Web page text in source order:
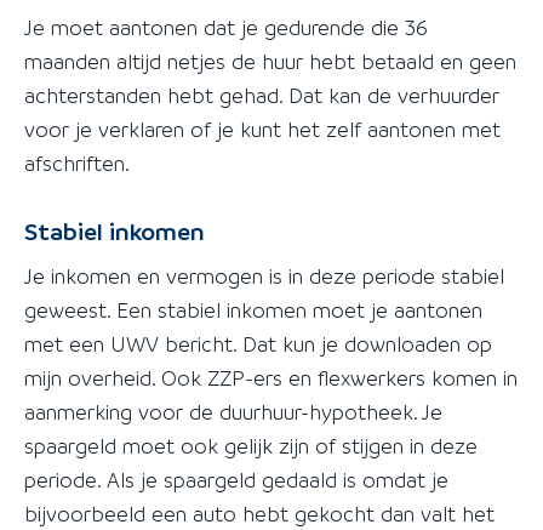
Je moet aantonen dat je gedurende die 36
maanden altijd netjes de huur hebt betaald en geen
achterstanden hebt gehad. Dat kan de verhuurder
voor je verklaren of je kunt het zelf aantonen met
afschriften.
Stabiel inkomen
Je inkomen en vermogen is in deze periode stabiel
geweest. Een stabiel inkomen moet je aantonen
met een UWV bericht. Dat kun je downloaden op
mijn overheid. Ook ZZP-ers en flexwerkers komen in
aanmerking voor de duurhuur-hypotheek. Je
spaargeld moet ook gelijk zijn of stijgen in deze
periode. Als je spaargeld gedaald is omdat je
bijvoorbeeld een auto hebt gekocht dan valt het